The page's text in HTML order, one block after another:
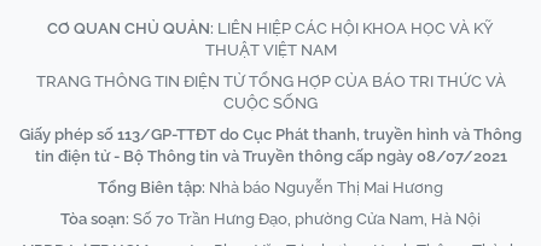
CƠ QUAN CHỦ QUẢN: LIÊN HIỆP CÁC HỘI KHOA HỌC VÀ KỸ
THUẬT VIỆT NAM
TRANG THÔNG TIN ĐIỆN TỬ TỔNG HỢP CỦA BÁO TRI THỨC VÀ
CUỘC SỐNG
Giấy phép số 113/GP-TTĐT do Cục Phát thanh, truyền hình và Thông
tin điện tử - Bộ Thông tin và Truyền thông cấp ngày 08/07/2021
Tổng Biên tập: Nhà báo Nguyễn Thị Mai Hương
Tòa soạn: Số 70 Trần Hưng Đạo, phường Cửa Nam, Hà Nội